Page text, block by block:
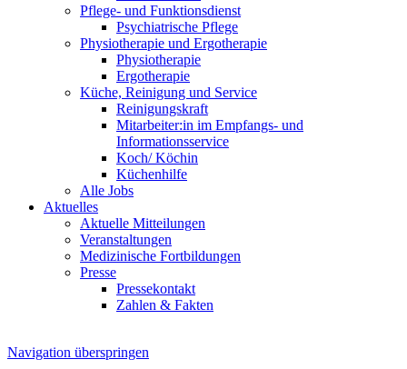
Pflege- und Funktionsdienst
Psychiatrische Pflege
Physiotherapie und Ergotherapie
Physiotherapie
Ergotherapie
Küche, Reinigung und Service
Reinigungskraft
Mitarbeiter:in im Empfangs- und
Informationsservice
Koch/ Köchin
Küchenhilfe
Alle Jobs
Aktuelles
Aktuelle Mitteilungen
Veranstaltungen
Medizinische Fortbildungen
Presse
Pressekontakt
Zahlen & Fakten
Navigation überspringen